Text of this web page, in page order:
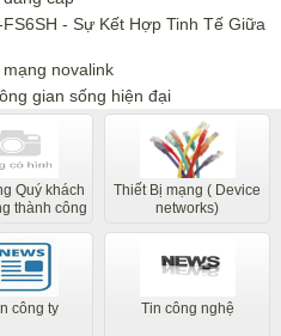
- Sự Kết Hợp Tinh Tế Giữa
novalink
gian sống hiện đại
Quý khách
thành công
tôi sẽ liên hệ
nhất
Thiết Bị mạng ( Device
networks)
công ty Tin công nghệ